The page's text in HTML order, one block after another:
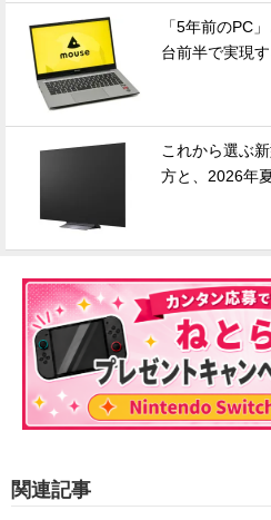
「5年前のPC
台前半で実現
これから選ぶ
方と、2026年
関連記事